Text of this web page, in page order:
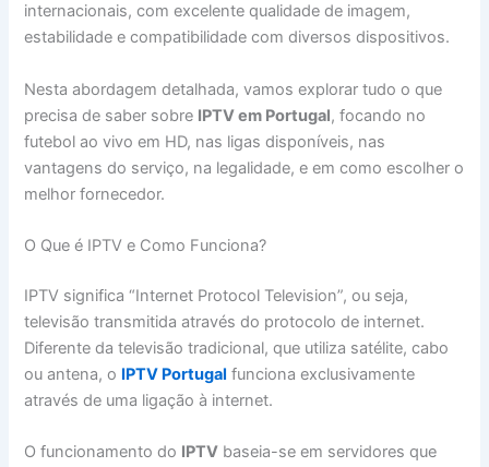
internacionais, com excelente qualidade de imagem,
estabilidade e compatibilidade com diversos dispositivos.
Nesta abordagem detalhada, vamos explorar tudo o que
precisa de saber sobre IPTV em Portugal, focando no
futebol ao vivo em HD, nas ligas disponíveis, nas
vantagens do serviço, na legalidade, e em como escolher o
melhor fornecedor.
O Que é IPTV e Como Funciona?
IPTV significa “Internet Protocol Television”, ou seja,
televisão transmitida através do protocolo de internet.
Diferente da televisão tradicional, que utiliza satélite, cabo
ou antena, o IPTV Portugal funciona exclusivamente
através de uma ligação à internet.
O funcionamento do IPTV baseia-se em servidores que